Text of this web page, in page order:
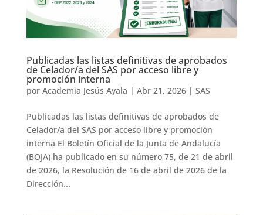
Publicadas las listas definitivas de aprobados
de Celador/a del SAS por acceso libre y
promoción interna
por Academia Jesús Ayala | Abr 21, 2026| SAS
Publicadas las listas definitivas de aprobados de
Celador/a del SAS por acceso libre y promoción
interna El Boletín Oficial de la Junta de Andalucía
(BOJA) ha publicado en su número 75, de 21 de abril
de 2026, la Resolución de 16 de abril de 2026 de la
Dirección...